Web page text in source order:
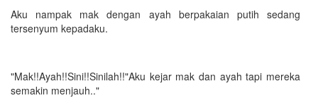
Aku nampak mak dengan ayah berpakaian putih sedang
tersenyum kepadaku.
"Mak!!Ayah!!Sini!!Sinilah!!"Aku kejar mak dan ayah tapi mereka
semakin menjauh.."